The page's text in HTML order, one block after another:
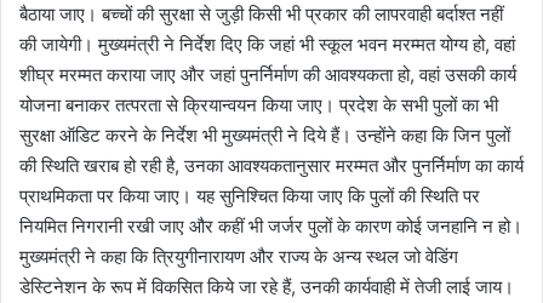
बैठाया जाए। बच्चों की सुरक्षा से जुड़ी किसी भी प्रकार की लापरवाही बर्दाश्त नहीं
की जायेगी। मुख्यमंत्री ने निर्देश दिए कि जहां भी स्कूल भवन मरम्मत योग्य हो, वहां
शीघ्र मरम्मत कराया जाए और जहां पुनर्निर्माण की आवश्यकता हो, वहां उसकी कार्य
योजना बनाकर तत्परता से क्रियान्वयन किया जाए। प्रदेश के सभी पुलों का भी
सुरक्षा ऑडिट करने के निर्देश भी मुख्यमंत्री ने दिये हैं। उन्होंने कहा कि जिन पुलों
की स्थिति खराब हो रही है, उनका आवश्यकतानुसार मरम्मत और पुनर्निर्माण का कार्य
प्राथमिकता पर किया जाए। यह सुनिश्चित किया जाए कि पुलों की स्थिति पर
नियमित निगरानी रखी जाए और कहीं भी जर्जर पुलों के कारण कोई जनहानि न हो।
मुख्यमंत्री ने कहा कि त्रियुगीनारायण और राज्य के अन्य स्थल जो वेडिंग
डेस्टिनेशन के रूप में विकसित किये जा रहे हैं, उनकी कार्यवाही में तेजी लाई जाय।